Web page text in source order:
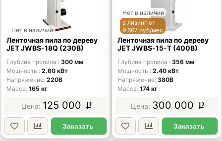
Нет в наличии
Ленточная пила по дереву
JET JWBS-18Q (230В)
Глубина пропила
300 мм
Мощность
2.60 кВт
Напряжение 220В
Масса 165 кг
125 000 p
Заказать
Нет в наличии
в лизинг от
9 667 руб/мес
Ленточная пила по дереву
JET JWBS-15-T (400В)
Глубина пропила
356 мм
Мощность
2.40 кВт
Напряжение 380В
Масса 174 кг
300 000 p
Заказать